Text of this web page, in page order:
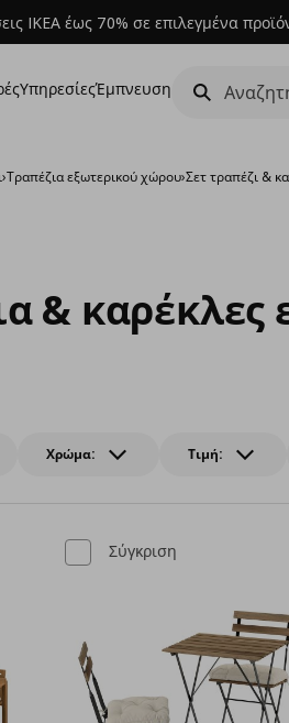
IKEA έως 70% σε επιλεγμένα
ΥπηρεσίεςΈμπνευση
›Τραπέζια εξωτερικού χώρου›Σετ τραπέζι &
&
Χρώμα: Τιμή:
Σύγκριση